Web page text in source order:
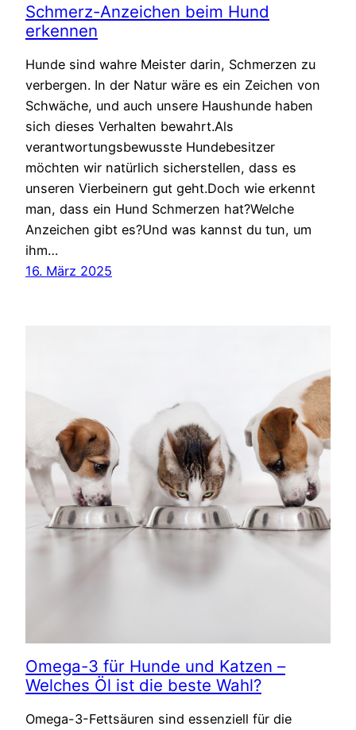
Schmerz-Anzeichen beim Hund
erkennen
Hunde sind wahre Meister darin, Schmerzen zu
verbergen. In der Natur wäre es ein Zeichen von
Schwäche, und auch unsere Haushunde haben
sich dieses Verhalten bewahrt.Als
verantwortungsbewusste Hundebesitzer
möchten wir natürlich sicherstellen, dass es
unseren Vierbeinern gut geht.Doch wie erkennt
man, dass ein Hund Schmerzen hat?Welche
Anzeichen gibt es?Und was kannst du tun, um
ihm…
16. März 2025
Omega-3 für Hunde und Katzen –
Welches Öl ist die beste Wahl?
Omega-3-Fettsäuren sind essenziell für die